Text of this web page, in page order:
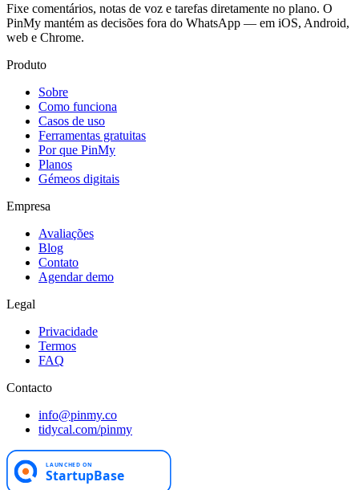
Fixe comentários, notas de voz e tarefas diretamente no plano. O
PinMy mantém as decisões fora do WhatsApp — em iOS, Android,
web e Chrome.
Produto
Sobre
Como funciona
Casos de uso
Ferramentas gratuitas
Por que PinMy
Planos
Gémeos digitais
Empresa
Avaliações
Blog
Contato
Agendar demo
Legal
Privacidade
Termos
FAQ
Contacto
info@pinmy.co
tidycal.com/pinmy